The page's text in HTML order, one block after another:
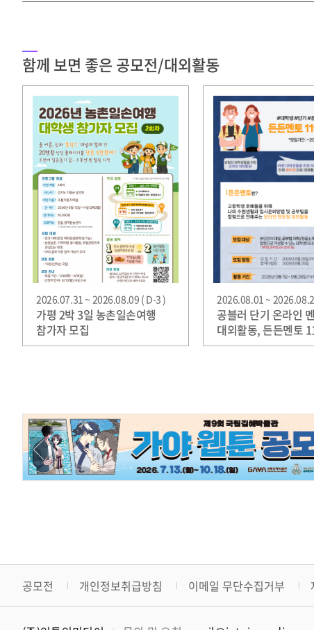
함께 보면 좋은 공모전/대외활동
2026.07.31 ~ 2026.08.09 ( D-3 )
가평 2박 3일 농촌일손여행
참가자 모집
2026.08.01 ~
공블러 단기 온라인
대외활동, 든든멘토
모집
공모전 개인정보취급방침 이메일 무단수집거부